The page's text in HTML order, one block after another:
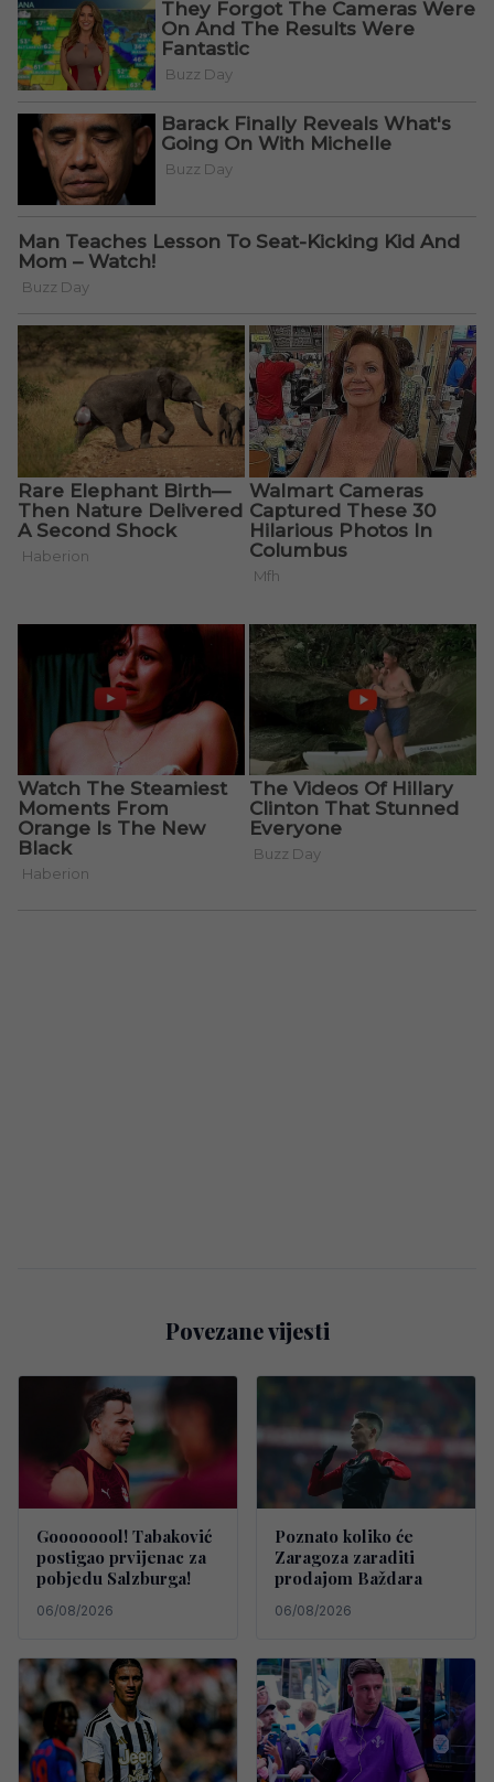
Povezane vijesti
Goooooool! Tabaković
postigao prvijenac za
pobjedu Salzburga!
06/08/2026
Poznato koliko će
Zaragoza zaraditi
prodajom Baždara
06/08/2026